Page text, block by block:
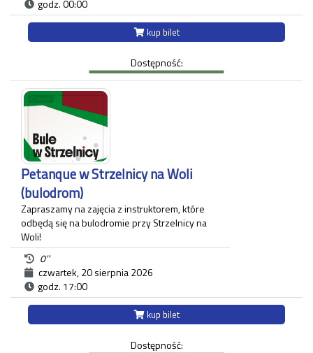
artysty niemożliwego" zaprezentowane zostały
różnorodne prace artysty.
Ekspozycja odbywa się w budynku Strzelnicy na
Woli przy ul. Królowej Jadwigi 220 oraz w Willi
Decjusza (parter), gdzie zgromadzone zostały
projekty graficzne, plakaty, okładki i ilustracja
prasowa autora.
Każdy uczestnik zwiedzania jest zobowiązany do
posiadania własnego biletu.
*Ostatnie wejście na zwiedzanie odbywa się
najpóźniej 45 minut przed zamknięciem.
godz. 00:00
kup bilet
Dostępność:
Petanque w Strzelnicy na Woli
(bulodrom)
Zapraszamy na zajęcia z instruktorem, które
odbędą się na bulodromie przy Strzelnicy na
Woli!
Zajęcia dedykowane są amatorom gry w
bule, zarówno osobom początkującym, jak
i tym, które grają już rekreacyjnie.
Strzelnica na Woli
0''
czwartek, 20 sierpnia 2026
godz. 17:00
kup bilet
Dostępność: